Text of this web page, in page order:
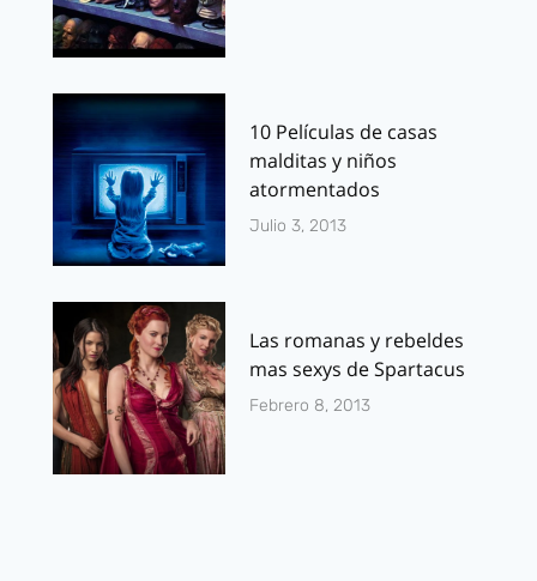
10 Películas de casas
malditas y niños
atormentados
Julio 3, 2013
Las romanas y rebeldes
mas sexys de Spartacus
Febrero 8, 2013